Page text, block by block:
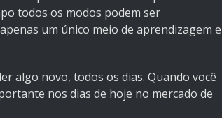
todos os modos podem ser
um único meio de aprendizagem e
algo novo, todos os dias. Quando você
nos dias de hoje no mercado de